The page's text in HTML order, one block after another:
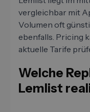
vergleichbar mit
Volumen oft
ebenfalls. Pricing
aktuelle Tarife
Welche
Lemlist